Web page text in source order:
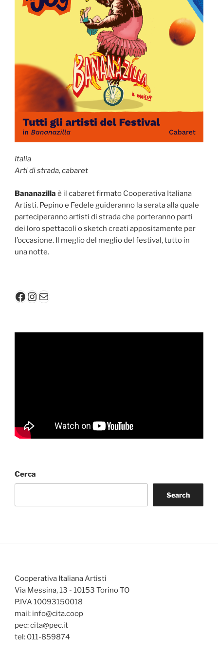
Italia
Arti di strada, cabaret
Bananazilla è il cabaret firmato Cooperativa Italiana
Artisti. Pepino e Fedele guideranno la serata alla quale
parteciperanno artisti di strada che porteranno parti
dei loro spettacoli o sketch creati appositamente per
l’occasione. Il meglio del meglio del festival, tutto in
una notte.
Facebook
Instagram
Mail
Cerca
Search
Cooperativa Italiana Artisti
Via Messina, 13 - 10153 Torino TO
P.IVA 10093150018
mail: info@cita.coop
pec: cita@pec.it
tel: 011-859874